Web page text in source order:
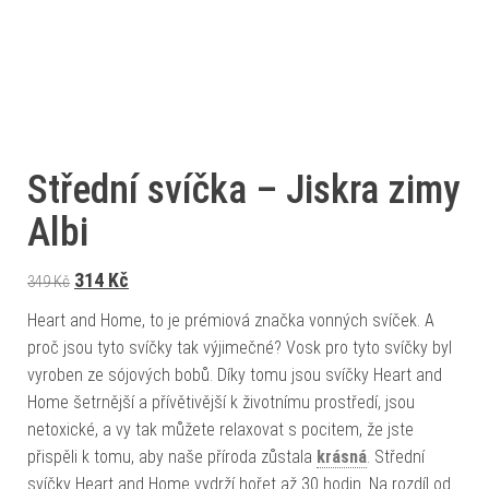
Střední svíčka – Jiskra zimy
Albi
349Kč Původní cena byla: 349 Kč.
314 Kč
Heart and Home, to je prémiová značka vonných svíček. A
proč jsou tyto svíčky tak výjimečné? Vosk pro tyto svíčky byl
vyroben ze sójových bobů. Díky tomu jsou svíčky Heart and
Home šetrnější a přívětivější k životnímu prostředí, jsou
netoxické, a vy tak můžete relaxovat s pocitem, že jste
přispěli k tomu, aby naše příroda zůstala krásná. Střední
svíčky Heart and Home vydrží hořet až 30 hodin. Na rozdíl od